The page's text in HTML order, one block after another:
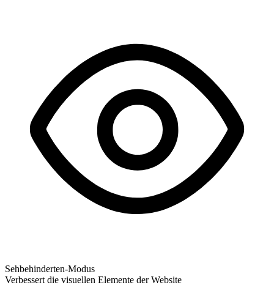
Sehbehinderten-Modus
Verbessert die visuellen Elemente der Website